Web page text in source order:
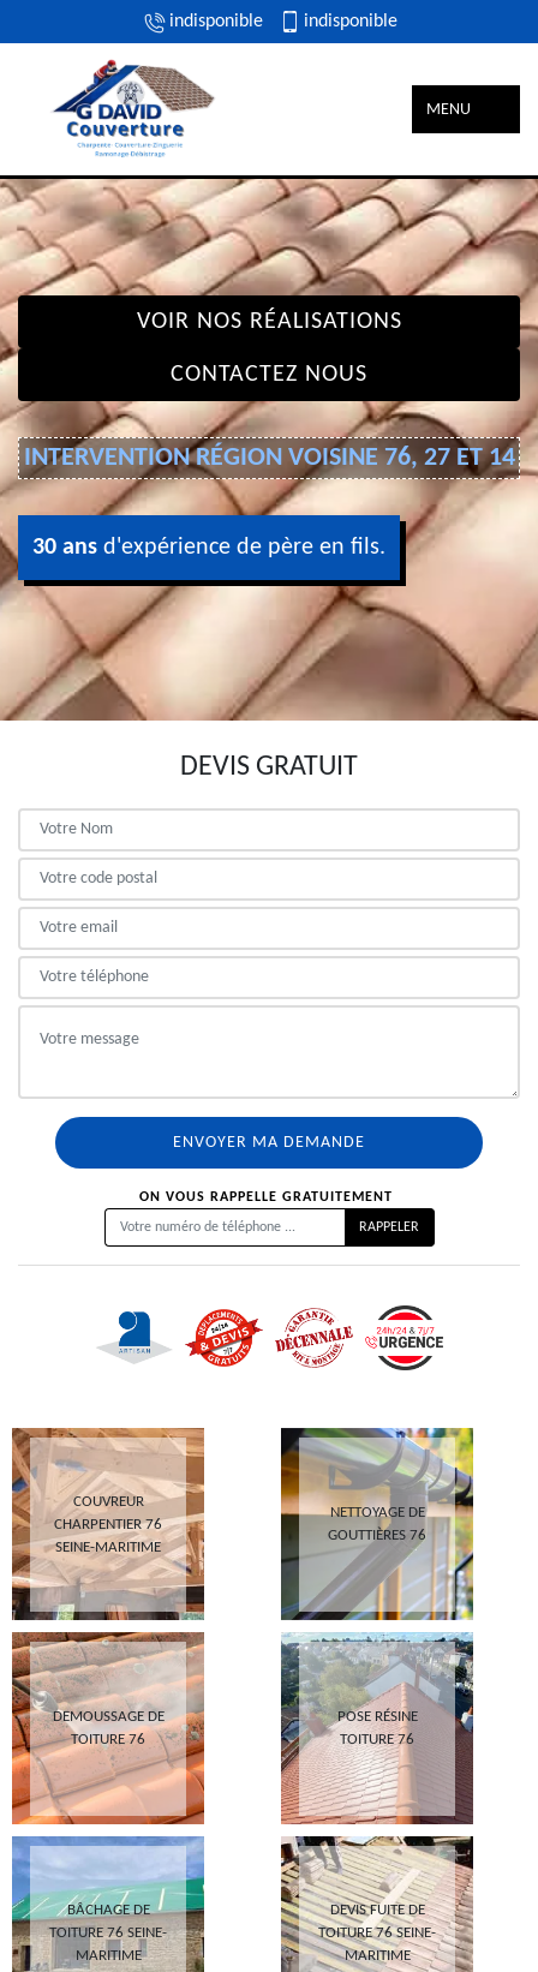
indisponible indisponible
MENU
VOIR NOS RÉALISATIONS
CONTACTEZ NOUS
INTERVENTION RÉGION VOISINE 76, 27 ET 14
30 ans d'expérience de père en fils.
DEVIS GRATUIT
ON VOUS RAPPELLE GRATUITEMENT
COUVREUR
CHARPENTIER 76
SEINE-MARITIME
NETTOYAGE DE
GOUTTIÈRES 76
DEMOUSSAGE DE
TOITURE 76
POSE RÉSINE
TOITURE 76
BÂCHAGE DE
TOITURE 76 SEINE-
MARITIME
DEVIS FUITE DE
TOITURE 76 SEINE-
MARITIME